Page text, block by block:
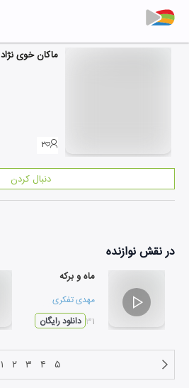
ماکان خوی نژاد
۲
دنبال کردن
در نقشنوازنده
ماه و برکه
مهدی تفکری
۰۲:۳۱دانلود رایگان
۱ ۲ ۳ ۴ ۵